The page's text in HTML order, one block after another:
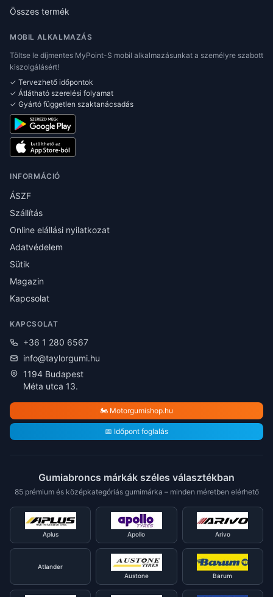
Összes termék
MOBIL ALKALMAZÁS
Töltse le díjmentes MyPoint-S mobil alkalmazásunkat a személyre szabott
kiszolgálásért!
✓ Tervezhető időpontok
✓ Átlátható szerelési folyamat
✓ Gyártó független szaktanácsadás
INFORMÁCIÓ
ÁSZF
Szállítás
Online elállási nyilatkozat
Adatvédelem
Sütik
Magazin
Kapcsolat
KAPCSOLAT
+36 1 280 6567
info@taylorgumi.hu
1194 Budapest
Méta utca 13.
🏍️ Motorgumishop.hu
📅 Időpont foglalás
Gumiabroncs márkák széles választékban
85 prémium és középkategóriás gumimárka – minden méretben elérhető
Aplus Apollo Arivo
Atlander
Austone
Barum